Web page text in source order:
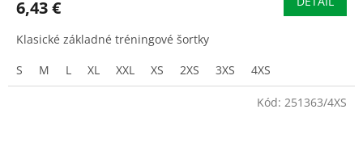
6,43 €
Klasické základné tréningové šortky
S
M L XL XXL XS 2XS 3XS 4XS
Kód: 251363/4XS